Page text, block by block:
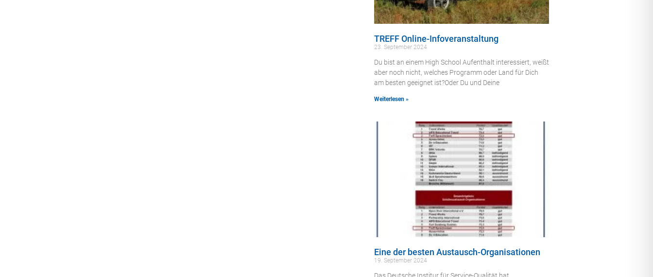
TREFF Online-Infoveranstaltung
23. September 2024
Du bist an einem High School Aufenthalt interessiert, weißt
aber noch nicht, welches Programm oder Land für Dich
am besten geeignet ist?Oder Du und Deine
Weiterlesen »
Eine der besten Austausch-Organisationen
19. September 2024
Das Deutsche Institur für Service-Qualität hat